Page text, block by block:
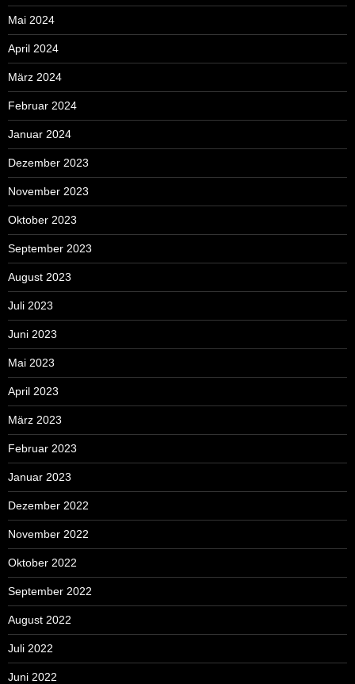
Mai 2024
April 2024
März 2024
Februar 2024
Januar 2024
Dezember 2023
November 2023
Oktober 2023
September 2023
August 2023
Juli 2023
Juni 2023
Mai 2023
April 2023
März 2023
Februar 2023
Januar 2023
Dezember 2022
November 2022
Oktober 2022
September 2022
August 2022
Juli 2022
Juni 2022